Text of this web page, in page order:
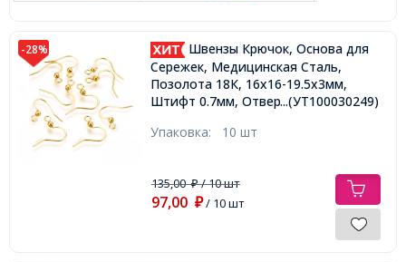
-28%
Швензы Крючок, Основа для
Сережек, Медицинская Сталь,
Позолота 18К, 16х16-19.5х3мм,
Штифт 0.7мм, Отверстие 2мм,
...(УТ100030249)
Упаковка: 10 шт
135,00₽/ 10 шт
97,00 ₽/ 10 шт